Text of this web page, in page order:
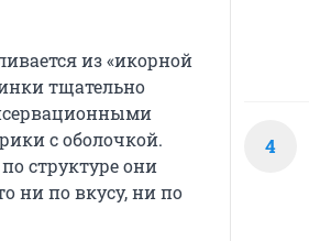
из «икорной
тщательно
с оболочкой.
структуре они
ни по вкусу, ни по
4